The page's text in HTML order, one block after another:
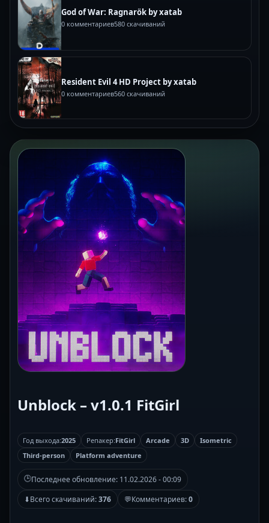
God of War: Ragnarök by xatab
0 комментариев580 скачиваний
Resident Evil 4 HD Project by xatab
0 комментариев560 скачиваний
Unblock – v1.0.1 FitGirl
Год выхода:2025 Репакер:FitGirl Arcade 3D
Isometric
Third-person
Platform adventure
🕒Последнее обновление: 11.02.2026 - 00:09
⬇Всего скачиваний:376 💬Комментариев:0